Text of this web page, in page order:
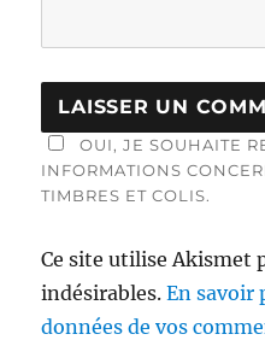
OUI, JE SOUHAITE
INFORMATIONS
TIMBRES ET COLIS.
Ce site utilise Akismet
indésirables.En savoir
données de vos